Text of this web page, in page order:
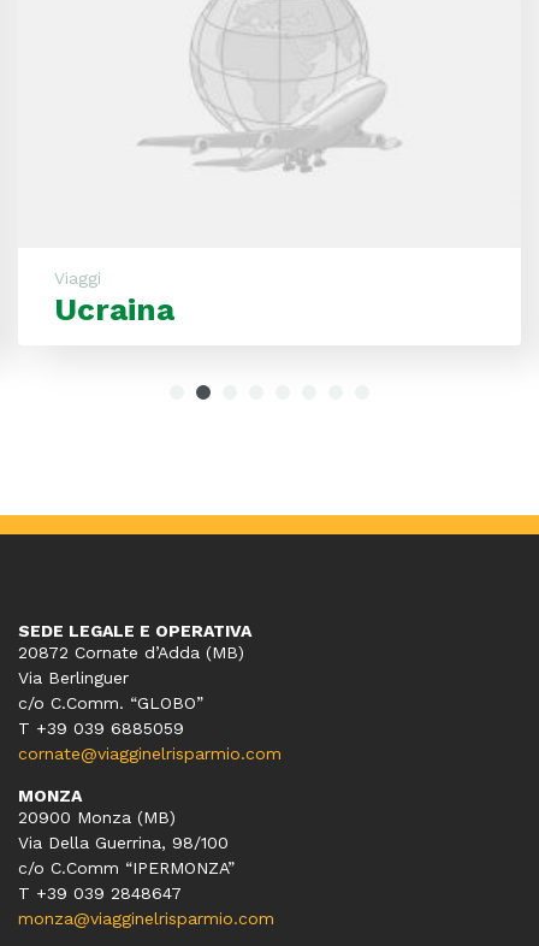
Viaggi
Ucraina
SEDE LEGALE E OPERATIVA
20872 Cornate d’Adda (MB)
Via Berlinguer
c/o C.Comm. “GLOBO”
T +39 039 6885059
cornate@viagginelrisparmio.com
MONZA
20900 Monza (MB)
Via Della Guerrina, 98/100
c/o C.Comm “IPERMONZA”
T +39 039 2848647
monza@viagginelrisparmio.com